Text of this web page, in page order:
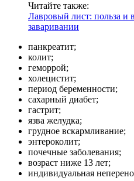
Читайте также:
Лавровый лист: польза и
заваривании
панкреатит;
колит;
геморрой;
холецистит;
период беременности;
сахарный диабет;
гастрит;
язва желудка;
грудное вскармливание;
энтероколит;
почечные заболевания;
возраст ниже 13 лет;
индивидуальная